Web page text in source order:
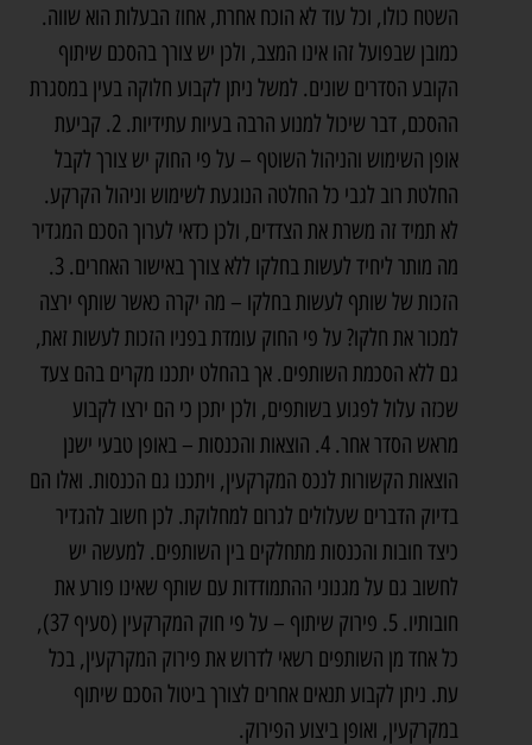
השטח כולו, וכל עוד לא הוכח אחרת, אחוז הבעלות הוא שווה.
כמובן שבפועל זהו אינו המצב, ולכן יש צורך בהסכם שיתוף
הקובע הסדרים שונים. למשל ניתן לקבוע חלוקה בעין במסגרת
ההסכם, דבר שיכול למנוע הרבה בעיות עתידיות. 2. קביעת
אופן השימוש והניהול השוטף – על פי החוק יש צורך לקבל
החלטת רוב לגבי כל החלטה הנוגעת לשימוש וניהול הקרקע.
לא תמיד זה משרת את הצדדים, ולכן כדאי לערוך הסכם המגדיר
מה מותר ליחיד לעשות בחלקו ללא צורך באישור האחרים. 3.
הזכות של שותף לעשות בחלקו – מה יקרה כאשר שותף ירצה
למכור את חלקו? על פי החוק עומדת בפניו הזכות לעשות זאת,
גם ללא הסכמת השותפים. אך בהחלט יתכנו מקרים בהם צעד
שכזה עלול לפגוע בשותפים, ולכן יתכן כי הם ירצו לקבוע
מראש הסדר אחר. 4. הוצאות והכנסות – באופן טבעי ישנן
הוצאות הקשורות לנכס המקרקעין, ויתכנו גם הכנסות. ואלו הם
בדיוק הדברים שעלולים לגרום למחלוקת. לכן חשוב להגדיר
כיצד חובות והכנסות מתחלקים בין השותפים. למעשה יש
לחשוב גם על מגנוני ההתמודדות עם שותף שאינו פורע את
חובותיו. 5. פירוק שיתוף – על פי חוק המקרקעין (סעיף 37),
כל אחד מן השותפים רשאי לדרוש את פירוק המקרקעין, בכל
עת. ניתן לקבוע תנאים אחרים לצורך ביטול הסכם שיתוף
במקרקעין, ואופן ביצוע הפירוק.